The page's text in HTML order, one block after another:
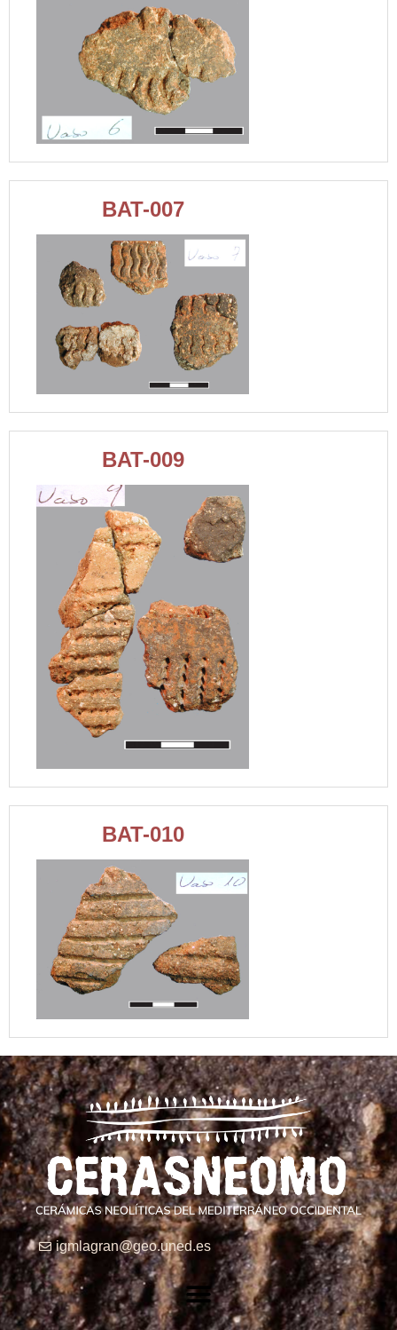
BAT-007
BAT-009
BAT-010
igmlagran@geo.uned.es